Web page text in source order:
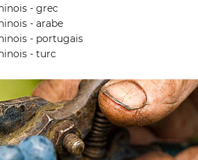
- grec
- arabe
- portugais
- turc